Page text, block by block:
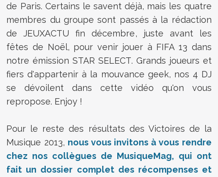
de Paris. Certains le savent déjà, mais les quatre
membres du groupe sont passés à la rédaction
de JEUXACTU fin décembre, juste avant les
fêtes de Noël, pour venir jouer à FIFA 13 dans
notre émission STAR SELECT. Grands joueurs et
fiers d'appartenir à la mouvance geek, nos 4 DJ
se dévoilent dans cette vidéo qu'on vous
repropose. Enjoy !
Pour le reste des résultats des Victoires de la
Musique 2013, nous vous invitons à vous rendre
chez nos collègues de MusiqueMag, qui ont
fait un dossier complet des récompenses et